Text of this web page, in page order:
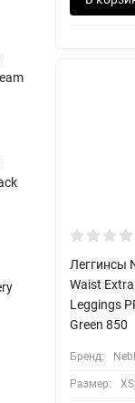
Леггинсы
Waist
Leggings
Green 850
Бренд:
Размер: